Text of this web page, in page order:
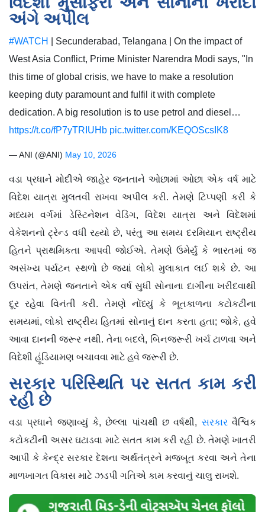
અંગે અપીલ
#WATCH
| Secunderabad, Telangana | On the impact of
West Asia Conflict, Prime Minister Narendra Modi says, "In
this time of global crisis, we have to make a resolution
keeping duty paramount and fulfil it with complete
dedication. A big resolution is to use petrol and diesel…
https://t.co/fP7yTRIUHb pic.twitter.com/KEQOScsIK8
— ANI (@ANI) May 10, 2026
વડા પ્રધાને મોદીએ જાહેર જનતાને ઓછામાં ઓછા એક વર્ષ માટે
વિદેશ યાત્રા મુલતવી રાખવા અપીલ કરી. તેમણે ટિપ્પણી કરી કે
મધ્યમ વર્ગમાં ડેસ્ટિનેશન વેડિંગ, વિદેશ યાત્રા અને વિદેશમાં
વેકેશનનો ટ્રેન્ડ વધી રહ્યો છે, પરંતુ આ સમય દરમિયાન રાષ્ટ્રીય
હિતને પ્રાથમિકતા આપવી જોઈએ. તેમણે ઉમેર્યું કે ભારતમાં જ
અસંખ્ય પર્યટન સ્થળો છે જ્યાં લોકો મુલાકાત લઈ શકે છે. આ
ઉપરાંત, તેમણે જનતાને એક વર્ષ સુધી સોનાના દાગીના ખરીદવાથી
દૂર રહેવા વિનંતી કરી. તેમણે નોંધ્યું કે ભૂતકાળના કટોકટીના
સમયમાં, લોકો રાષ્ટ્રીય હિતમાં સોનાનું દાન કરતા હતા; જોકે, હવે
આવા દાનની જરૂર નથી. તેના બદલે, બિનજરૂરી ખર્ચ ટાળવા અને
વિદેશી હૂંડિયામણ બચાવવા માટે હવે જરૂરી છે.
સરકાર પરિસ્થિતિ પર સતત કામ કરી
રહી છે
વડા પ્રધાને જણાવ્યું કે, છેલ્લા પાંચથી છ વર્ષથી, સરકારવૈશ્વિક
કટોકટીની અસર ઘટાડવા માટે સતત કામ કરી રહી છે. તેમણે ખાતરી
આપી કે કેન્દ્ર સરકાર દેશના અર્થતંત્રને મજબૂત કરવા અને તેના
માળખાગત વિકાસ માટે ઝડપી ગતિએ કામ કરવાનું ચાલુ રાખશે.